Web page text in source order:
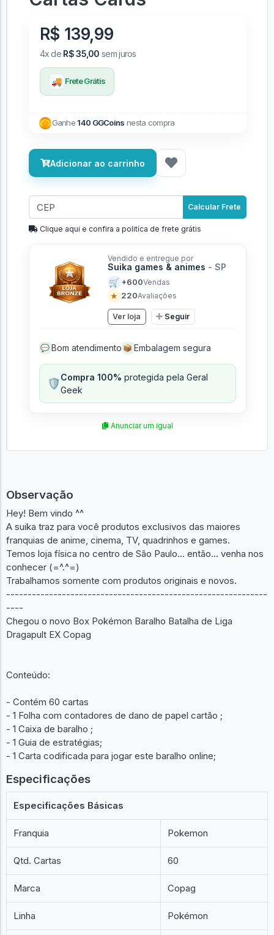
R$ 139,99
4x de R$ 35,00 sem juros
🚚 Frete Grátis
Ganhe140 GGCoins nesta compra
Adicionar ao carrinho
Calcular Frete
Clique aqui e confira a politíca de frete grátis
Vendido e entregue por
Suika games & animes - SP
🛒 +600Vendas
★ 220Avaliações
Ver loja Seguir
💬 Bom atendimento 📦 Embalagem segura
🛡️Compra 100% protegida pela Geral
Geek
Anunciar um igual
Observação
Hey! Bem vindo ^^
A suika traz para você produtos exclusivos das maiores
franquias de anime, cinema, TV, quadrinhos e games.
Temos loja física no centro de São Paulo... então... venha nos
conhecer (=^.^=)
Trabalhamos somente com produtos originais e novos.
-------------------------------------------------------------
----
Chegou o novo Box Pokémon Baralho Batalha de Liga
Dragapult EX Copag
Conteúdo:
- Contém 60 cartas
- 1 Folha com contadores de dano de papel cartão ;
- 1 Caixa de baralho ;
- 1 Guia de estratégias;
- 1 Carta codificada para jogar este baralho online;
Especificações
Especificações Básicas
Franquia Pokemon
Qtd. Cartas 60
Marca Copag
Linha Pokémon